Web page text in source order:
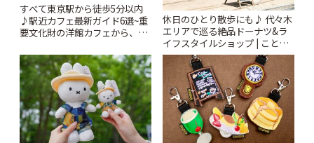
すべて東京駅から徒歩5分以内
♪駅近カフェ最新ガイド6選~重
要文化財の洋館カフェから、改
りっぷ
休日のひとり散歩にも♪ 代々木
エリアで巡る絶品ドーナツ&ラ
イフスタイルショップ | ことり
っぷ